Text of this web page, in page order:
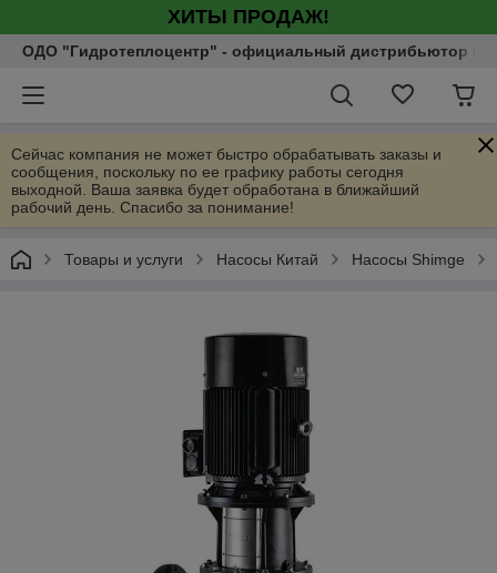
ХИТЫ ПРОДАЖ!
ОДО "Гидротеплоцентр" - официальный дистрибьютор
Сейчас компания не может быстро обрабатывать заказы и
сообщения, поскольку по ее графику работы сегодня
выходной. Ваша заявка будет обработана в ближайший
рабочий день. Спасибо за понимание!
Товары и услуги Насосы Китай Насосы Shimge